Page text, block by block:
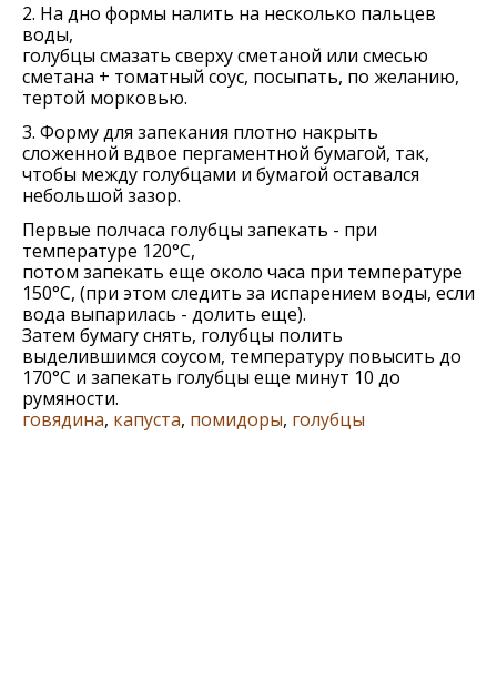
2. На дно формы налить на несколько пальцев
воды,
голубцы смазать сверху сметаной или смесью
сметана + томатный соус, посыпать, по желанию,
тертой морковью.
3. Форму для запекания плотно накрыть
сложенной вдвое пергаментной бумагой, так,
чтобы между голубцами и бумагой оставался
небольшой зазор.
Первые полчаса голубцы запекать - при
температуре 120°С,
потом запекать еще около часа при температуре
150°С, (при этом следить за испарением воды, если
вода выпарилась - долить еще).
Затем бумагу снять, голубцы полить
выделившимся соусом, температуру повысить до
170°С и запекать голубцы еще минут 10 до
румяности.
говядина, капуста, помидоры, голубцы